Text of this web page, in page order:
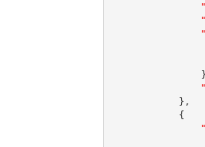
            },
            {